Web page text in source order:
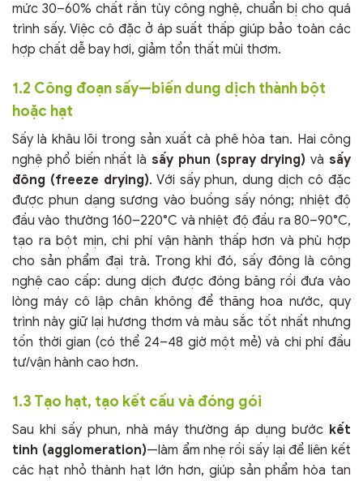
mức 30–60% chất rắn tùy công nghệ, chuẩn bị cho quá
trình sấy. Việc cô đặc ở áp suất thấp giúp bảo toàn các
hợp chất dễ bay hơi, giảm tổn thất mùi thơm.
1.2 Công đoạn sấy—biến dung dịch thành bột
hoặc hạt
Sấy là khâu lõi trong sản xuất cà phê hòa tan. Hai công
nghệ phổ biến nhất là sấy phun (spray drying) vàsấy
đông (freeze drying). Với sấy phun, dung dịch cô đặc
được phun dạng sương vào buồng sấy nóng; nhiệt độ
đầu vào thường 160–220°C và nhiệt độ đầu ra 80–90°C,
tạo ra bột mịn, chi phí vận hành thấp hơn và phù hợp
cho sản phẩm đại trà. Trong khi đó, sấy đông là công
nghệ cao cấp: dung dịch được đóng băng rồi đưa vào
lòng máy cô lập chân không để thăng hoa nước, quy
trình này giữ lại hương thơm và màu sắc tốt nhất nhưng
tốn thời gian (có thể 24–48 giờ một mẻ) và chi phí đầu
tư/vận hành cao hơn.
1.3 Tạo hạt, tạo kết cấu và đóng gói
Sau khi sấy phun, nhà máy thường áp dụng bước kết
tinh (agglomeration)—làm ẩm nhẹ rồi sấy lại để liên kết
các hạt nhỏ thành hạt lớn hơn, giúp sản phẩm hòa tan